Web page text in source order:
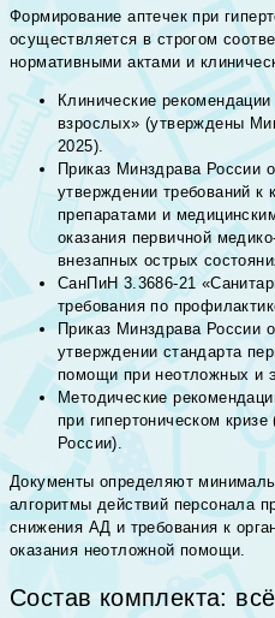
Формирование аптечек при
осуществляется в строгом
нормативными актами и
Клинические
взрослых» (утверждены
2025).
Приказ Минздрава России
утверждении требований к
препаратами и
оказания первичной
внезапных острых
СанПиН 3.3686-21
требования по
Приказ Минздрава России
утверждении стандарта
помощи при неотложных и
Методические
при гипертоническом
России).
Документы определяют
алгоритмы действий персонала
снижения АД и требования к
оказания неотложной помощи.
Состав комплекта: